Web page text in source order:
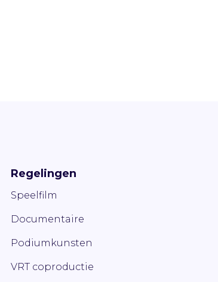
Regelingen
Speelfilm
Documentaire
Podiumkunsten
VRT coproductie